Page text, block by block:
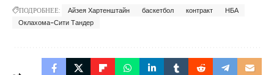
ПОДРОБНЕЕ: Айзея Хартенштайн баскетбол контракт
НБА
Оклахома-Сити Тандер